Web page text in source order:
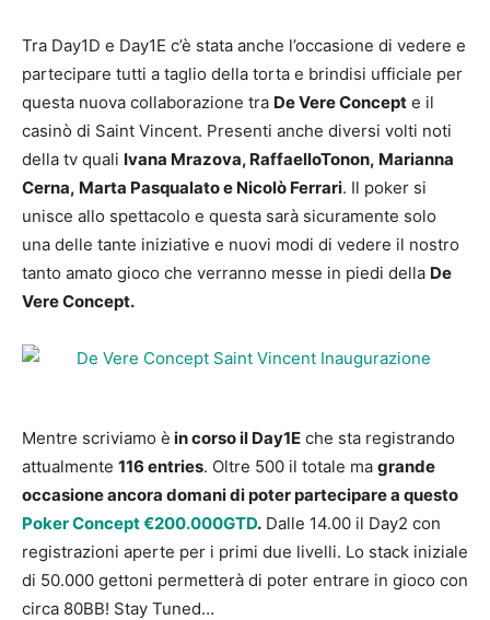
Tra Day1D e Day1E c’è stata anche l’occasione di vedere e
partecipare tutti a taglio della torta e brindisi ufficiale per
questa nuova collaborazione tra De Vere Concept e il
casinò di Saint Vincent. Presenti anche diversi volti noti
della tv quali Ivana Mrazova, RaffaelloTonon, Marianna
Cerna, Marta Pasqualato e Nicolò Ferrari. Il poker si
unisce allo spettacolo e questa sarà sicuramente solo
una delle tante iniziative e nuovi modi di vedere il nostro
tanto amato gioco che verranno messe in piedi della De
Vere Concept.
Mentre scriviamo è in corso il Day1E che sta registrando
attualmente 116 entries. Oltre 500 il totale ma grande
occasione ancora domani di poter partecipare a questo
Poker Concept €200.000GTD. Dalle 14.00 il Day2 con
registrazioni aperte per i primi due livelli. Lo stack iniziale
di 50.000 gettoni permetterà di poter entrare in gioco con
circa 80BB! Stay Tuned…